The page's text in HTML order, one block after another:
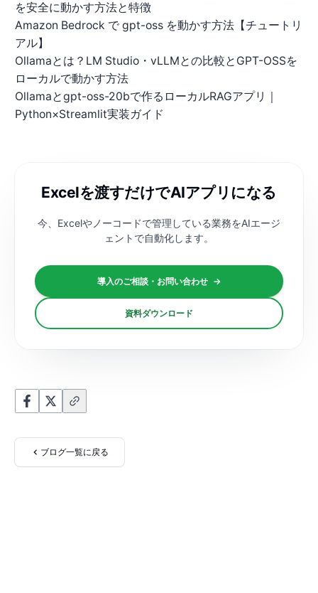
を安全に動かす方法と特徴
Amazon Bedrock で gpt-oss を動かす方法【チュートリ
アル】
Ollamaとは？LM Studio・vLLMとの比較とGPT-OSSを
ローカルで動かす方法
Ollamaとgpt-oss-20bで作るローカルRAGアプリ｜
Python×Streamlit実装ガイド
Excelを渡すだけでAIアプリになる
今、Excelやノーコードで管理している業務をAIエージ
ェントで自動化します。
導入のご相談・お問い合わせ →
資料ダウンロード
ブログ一覧に戻る